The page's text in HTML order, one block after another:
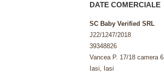
DATE COMERCIALE
SC Baby Verified SRL
J22/1247/2018
39348826
Vancea P. 17/18 camera 6
Iasi, Iasi